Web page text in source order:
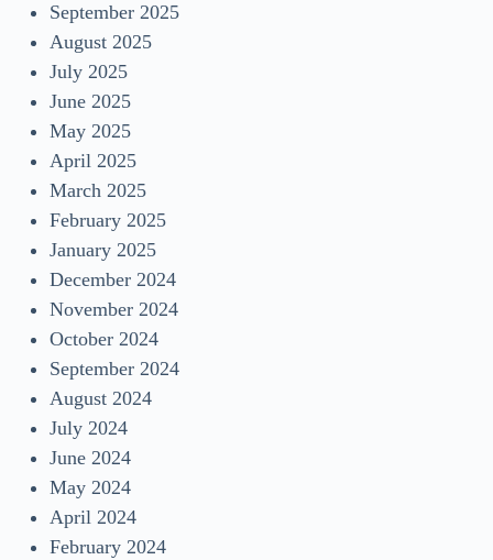
September 2025
August 2025
July 2025
June 2025
May 2025
April 2025
March 2025
February 2025
January 2025
December 2024
November 2024
October 2024
September 2024
August 2024
July 2024
June 2024
May 2024
April 2024
February 2024